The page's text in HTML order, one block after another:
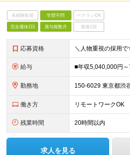
未経験歓迎 学歴不問 ベテランOK
完全週休2日 賞与複数月 面接1回
応募資格
給与
勤務地
働き方 リモートワークOK
残業時間 20時間以内
求人を見る